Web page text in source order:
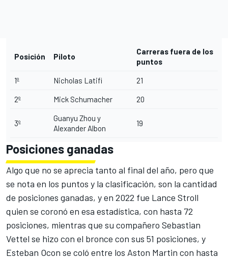
Posición Piloto
Carreras fuera de los
puntos
1º Nicholas Latifi 21
2º Mick Schumacher 20
3º
Guanyu Zhou y
Alexander Albon
19
Posiciones ganadas
Algo que no se aprecia tanto al final del año, pero que
se nota en los puntos y la clasificación, son la cantidad
de posiciones ganadas, y en 2022 fue Lance Stroll
quien se coronó en esa estadística, con hasta 72
posiciones, mientras que su compañero Sebastian
Vettel se hizo con el bronce con sus 51 posiciones, y
Esteban Ocon se coló entre los Aston Martin con hasta